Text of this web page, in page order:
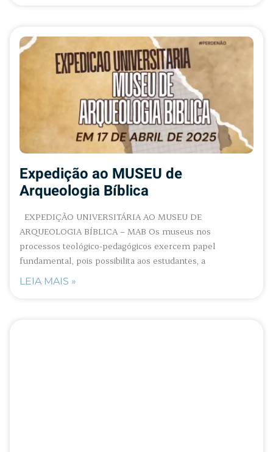
Expedição ao MUSEU de
Arqueologia Bíblica
EXPEDIÇÃO UNIVERSITÁRIA AO MUSEU DE
ARQUEOLOGIA BÍBLICA – MAB Os museus nos
processos teológico-pedagógicos exercem papel
fundamental, pois possibilita aos estudantes, a
LEIA MAIS »